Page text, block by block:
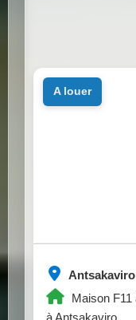
Antsakaviro
Maison
à Antsakaviro.
a louer